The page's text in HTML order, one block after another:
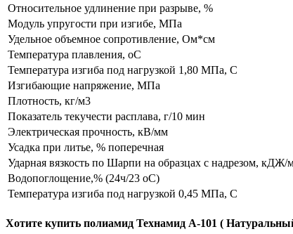
Относительное удлинение при разрыве, %
Модуль упругости при изгибе, МПа
Удельное объемное сопротивление, Ом*см
Температура плавления, оС
Температура изгиба под нагрузкой 1,80 МПа, С
Изгибающие напряжение, МПа
Плотность, кг/м3
Показатель текучести расплава, г/10 мин
Электрическая прочность, кВ/мм
Усадка при литье, % поперечная
Ударная вязкость по Шарпи на образцах с надрезом,
Водопоглощение,% (24ч/23 оС)
Температура изгиба под нагрузкой 0,45 МПа, С
Хотите купить полиамид Технамид А-101 (